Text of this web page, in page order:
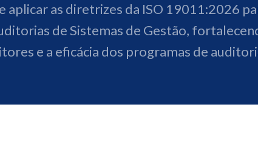
as diretrizes da ISO 19011:2026
de Sistemas de Gestão,
e a eficácia dos programas de